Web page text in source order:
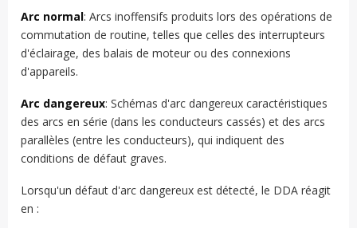
Arc normal: Arcs inoffensifs produits lors des opérations de
commutation de routine, telles que celles des interrupteurs
d'éclairage, des balais de moteur ou des connexions
d'appareils.
Arc dangereux: Schémas d'arc dangereux caractéristiques
des arcs en série (dans les conducteurs cassés) et des arcs
parallèles (entre les conducteurs), qui indiquent des
conditions de défaut graves.
Lorsqu'un défaut d'arc dangereux est détecté, le DDA réagit
en :